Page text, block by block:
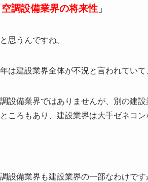
空調設備業界の将来性 」
思うんですね。
は建設業界全体が不況と言われてい
設備業界ではありませんが、別の建
ころもあり、建設業界は大手ゼネコ
設備業界も建設業界の一部なわけで